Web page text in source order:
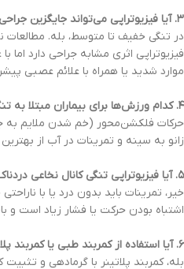
۳. آیا فیزیوتراپی می‌تواند جایگزین جراحی شود؟
در تنگی خفیف تا متوسط، بله. مطالعات
فیزیوتراپی اثری مشابه جراحی دارد اما
موارد شدید یا همراه با علائم عصبی
۴. کدام ورزش‌ها برای بیماران مبتلا به تنگی کانال نخاعی مناسب است؟
حرکات فلکشن‌محور (خم شدن ملایم
زانو به سینه و تمرینات در آب از
۵. آیا فیزیوتراپی تنگی کانال نخاعی دردناک است؟
خیر، تمرینات باید بدون درد یا با
اشتباه بودن حرکت یا فشار زیاد است و
۶. آیا استفاده از کمربند طبی یا کمربند پلاتینر در کنار فیزیوتراپی مؤثر است؟
بله، کمربند پلاتینر با گرمادهی و